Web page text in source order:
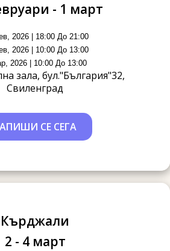
- 1 март
2026 | 18:00 До 21:00
2026 | 10:00 До 13:00
2026 | 10:00 До 13:00
зала, бул."България"32,
Свиленград
СЕ СЕГА
Кърджали
2 - 4 март